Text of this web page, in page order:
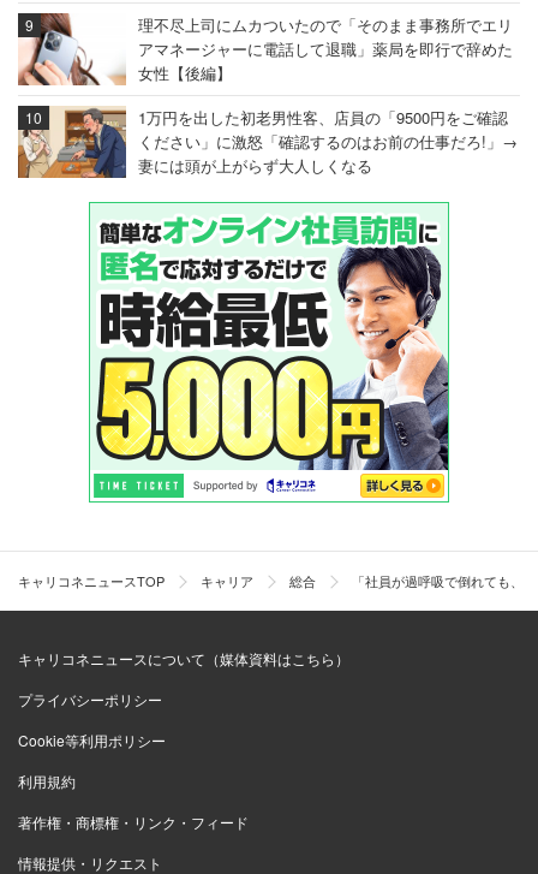
理不尽上司にムカついたので「そのまま事務所でエリ
アマネージャーに電話して退職」薬局を即行で辞めた
女性【後編】
1万円を出した初老男性客、店員の「9500円をご確認
ください」に激怒「確認するのはお前の仕事だろ!」→
妻には頭が上がらず大人しくなる
キャリコネニュースTOP キャリア 総合 「社員が過呼吸で倒れても、
キャリコネニュースについて（媒体資料はこちら）
プライバシーポリシー
Cookie等利用ポリシー
利用規約
著作権・商標権・リンク・フィード
情報提供・リクエスト